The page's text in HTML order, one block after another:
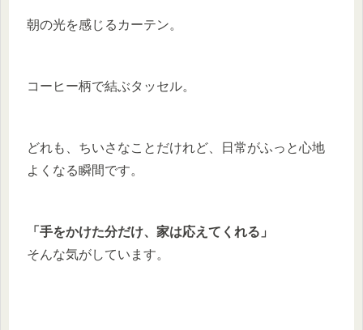
朝の光を感じるカーテン。
コーヒー柄で結ぶタッセル。
どれも、ちいさなことだけれど、日常がふっと心地
よくなる瞬間です。
「手をかけた分だけ、家は応えてくれる」
そんな気がしています。